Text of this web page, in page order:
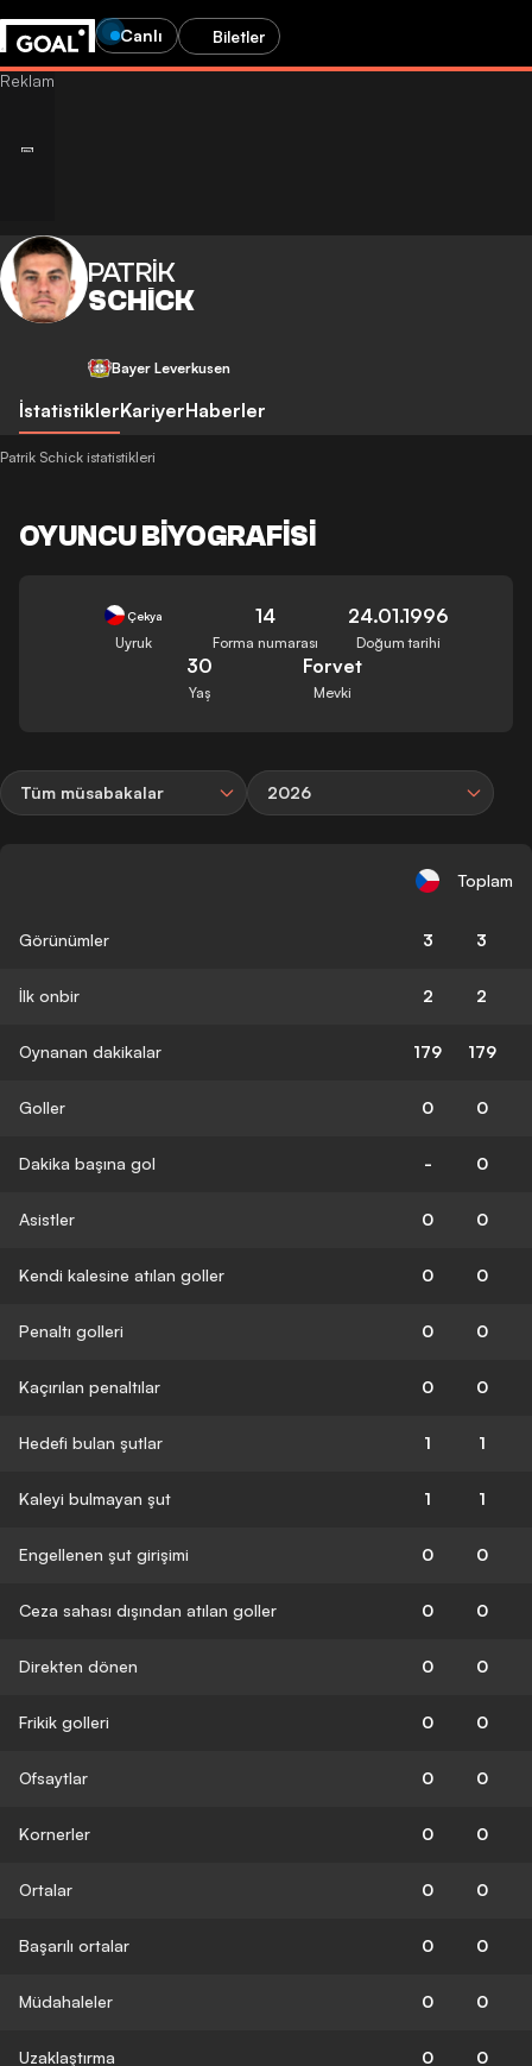
Canlı Biletler
PATRIK
SCHICK
Bayer Leverkusen
İstatistiklerKariyerHaberler
Patrik Schick istatistikleri
OYUNCU BIYOGRAFISI
Çekya
Uyruk
14
Forma numarası
24.01.1996
Doğum tarihi
30
Yaş
Forvet
Mevki
Tüm müsabakalar 2026
Toplam
Görünümler 3 3
İlk onbir 2 2
Oynanan dakikalar 179 179
Goller 0 0
Dakika başına gol - 0
Asistler 0 0
Kendi kalesine atılan goller 0 0
Penaltı golleri 0 0
Kaçırılan penaltılar 0 0
Hedefi bulan şutlar 1 1
Kaleyi bulmayan şut 1 1
Engellenen şut girişimi 0 0
Ceza sahası dışından atılan goller 0 0
Direkten dönen 0 0
Frikik golleri 0 0
Ofsaytlar 0 0
Kornerler 0 0
Ortalar 0 0
Başarılı ortalar 0 0
Müdahaleler 0 0
Uzaklaştırma 0 0